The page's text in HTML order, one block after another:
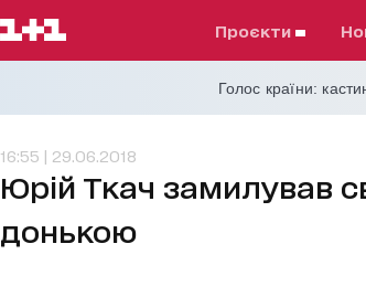
проєкти
Голос країни:
16:55 | 29.06.2018
Юрій Ткач замилував
донькою